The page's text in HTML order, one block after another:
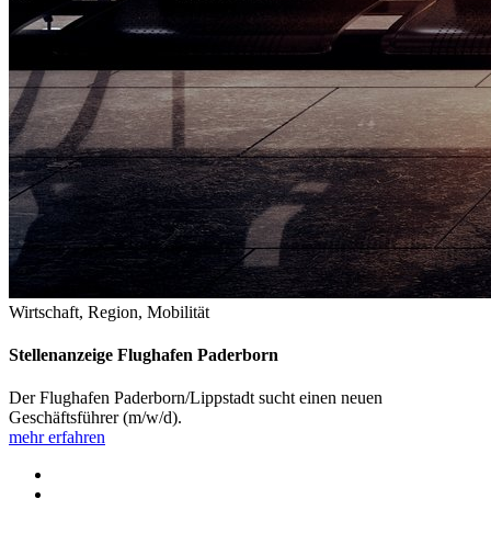
Wirtschaft, Region, Mobilität
Stellenanzeige Flughafen Paderborn
Der Flughafen Paderborn/Lippstadt sucht einen neuen
Geschäftsführer (m/w/d).
mehr erfahren